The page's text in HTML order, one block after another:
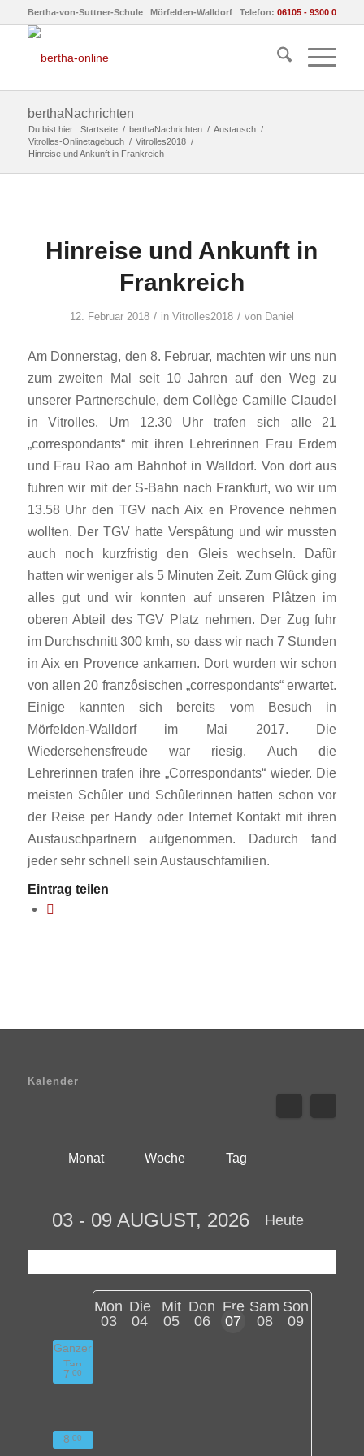
Bertha-von-Suttner-Schule Mörfelden-Walldorf Telefon: 06105 - 9300 0
berthaNachrichten
Du bist hier: Startseite / berthaNachrichten / Austausch /
Vitrolles-Onlinetagebuch / Vitrolles2018 /
Hinreise und Ankunft in Frankreich
Hinreise und Ankunft in
Frankreich
12. Februar 2018 / in Vitrolles2018 / von Daniel
Am Donnerstag, den 8. Februar, machten wir uns nun
zum zweiten Mal seit 10 Jahren auf den Weg zu
unserer Partnerschule, dem Collège Camille Claudel
in Vitrolles. Um 12.30 Uhr trafen sich alle 21
„correspondants“ mit ihren Lehrerinnen Frau Erdem
und Frau Rao am Bahnhof in Walldorf. Von dort aus
fuhren wir mit der S-Bahn nach Frankfurt, wo wir um
13.58 Uhr den TGV nach Aix en Provence nehmen
wollten. Der TGV hatte Verspâtung und wir mussten
auch noch kurzfristig den Gleis wechseln. Dafûr
hatten wir weniger als 5 Minuten Zeit. Zum Glûck ging
alles gut und wir konnten auf unseren Plâtzen im
oberen Abteil des TGV Platz nehmen. Der Zug fuhr
im Durchschnitt 300 kmh, so dass wir nach 7 Stunden
in Aix en Provence ankamen. Dort wurden wir schon
von allen 20 franzôsischen „correspondants“ erwartet.
Einige kannten sich bereits vom Besuch in
Mörfelden-Walldorf im Mai 2017. Die
Wiedersehensfreude war riesig. Auch die
Lehrerinnen trafen ihre „Correspondants“ wieder. Die
meisten Schûler und Schûlerinnen hatten schon vor
der Reise per Handy oder Internet Kontakt mit ihren
Austauschpartnern aufgenommen. Dadurch fand
jeder sehr schnell sein Austauschfamilien.
Eintrag teilen
Kalender
Monat Woche Tag
Heute
03 - 09 AUGUST, 2026
Mon
03
Die
04
Mit
05
Don
06
Fre
07
Sam
08
Son
09
Ganzer
Tag
7 00
8 00